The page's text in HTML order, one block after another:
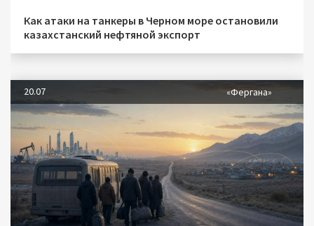
Как атаки на танкеры в Черном море остановили
казахстанский нефтяной экспорт
20.07 «Фергана»